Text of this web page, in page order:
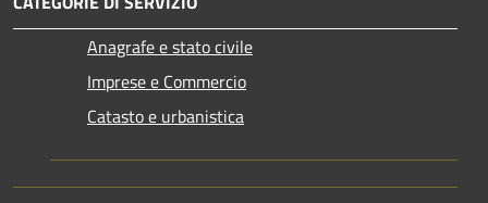
Anagrafe e stato civile
Imprese e Commercio
Catasto e urbanistica